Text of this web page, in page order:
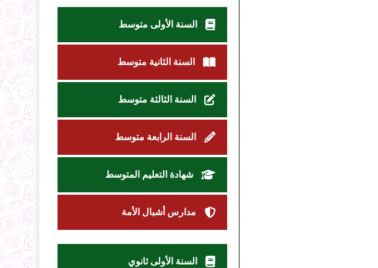
السنة الأولى متوسط
السنة الثانية متوسط
السنة الثالثة متوسط
السنة الرابعة متوسط
شهادة التعليم المتوسط
مدارس أشبال الأمة
السنة الأولى ثانوي